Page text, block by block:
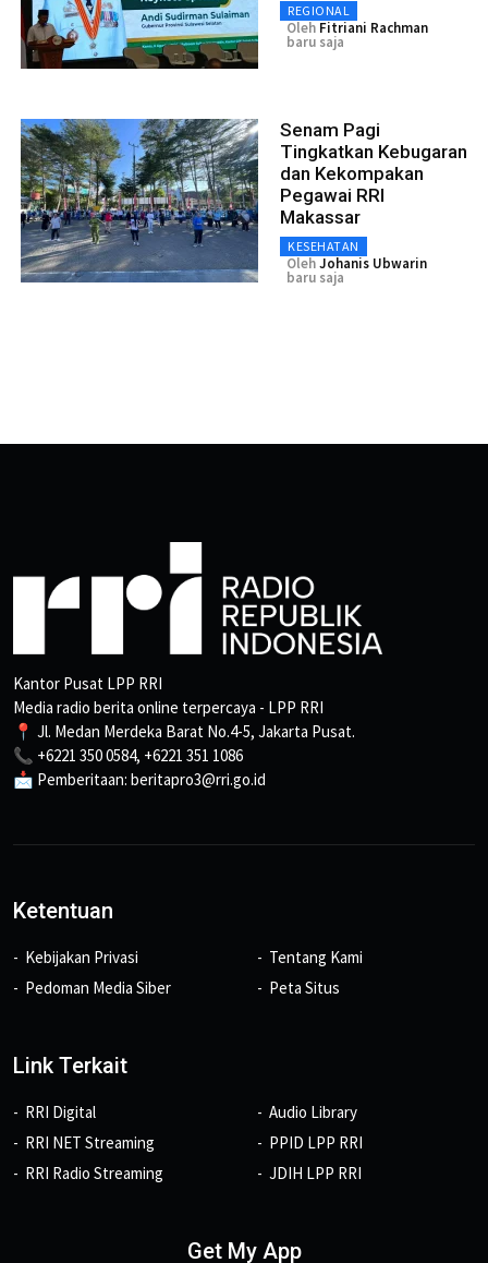
REGIONAL
Oleh Fitriani Rachman
baru saja
Senam Pagi
Tingkatkan Kebugaran
dan Kekompakan
Pegawai RRI
Makassar
KESEHATAN
OlehJohanis Ubwarin
baru saja
Kantor Pusat LPP RRI
Media radio berita online terpercaya - LPP RRI
📍 Jl. Medan Merdeka Barat No.4-5, Jakarta Pusat.
📞 +6221 350 0584, +6221 351 1086
📩 Pemberitaan: beritapro3@rri.go.id
Ketentuan
Kebijakan Privasi
Pedoman Media Siber
Tentang Kami
Peta Situs
Link Terkait
RRI Digital
RRI NET Streaming
RRI Radio Streaming
Audio Library
PPID LPP RRI
JDIH LPP RRI
Get My App